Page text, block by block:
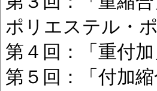
ポリエステル・
第４回：「重付
第５回：「付加